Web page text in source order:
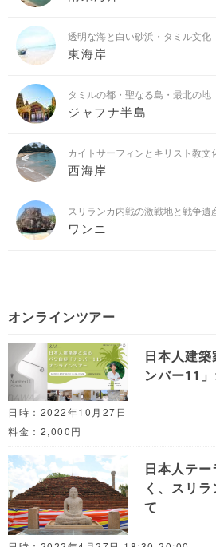
透明な海と白い砂浜・タミル文化
東海岸
タミルの都・聖なる島・最北の地
ジャフナ半島
カイトサーフィンとキリスト教文
西海岸
スリランカ内戦の激戦地と戦争遺
ワンニ
オンラインツアー
日本人建
ンバー11
日時：2022年10月27日
料金：2,000円
日本人テ
く、スリ
て